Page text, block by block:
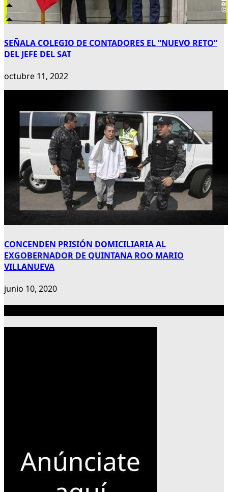
SEÑALA COLEGIO DE CONTADORES EL “NUEVO RETO”
DEL JEFE DEL SAT
octubre 11, 2022
CONCENDEN PRISIÓN DOMICILIARIA AL
EXGOBERNADOR DE QUINTANA ROO MARIO
VILLANUEVA
junio 10, 2020